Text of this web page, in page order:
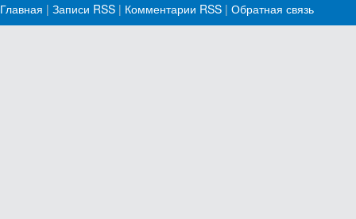
Главная | Записи RSS | Комментарии RSS | Обратная связь